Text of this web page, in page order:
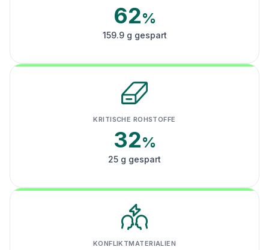
62%
159.9 g gespart
KRITISCHE ROHSTOFFE
32%
25 g gespart
KONFLIKTMATERIALIEN